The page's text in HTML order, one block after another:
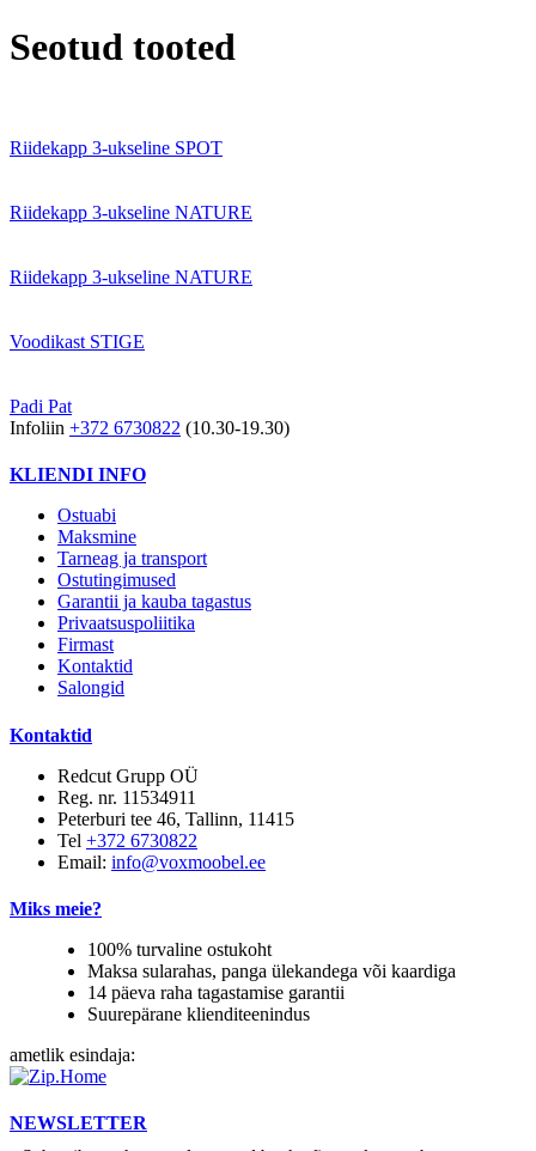
Seotud tooted
Riidekapp 3-ukseline SPOT
Riidekapp 3-ukseline NATURE
Riidekapp 3-ukseline NATURE
Voodikast STIGE
Padi Pat
Infoliin +372 6730822 (10.30-19.30)
KLIENDI INFO
Ostuabi
Maksmine
Tarneag ja transport
Ostutingimused
Garantii ja kauba tagastus
Privaatsuspoliitika
Firmast
Kontaktid
Salongid
Kontaktid
Redcut Grupp OÜ
Reg. nr. 11534911
Peterburi tee 46, Tallinn, 11415
Tel +372 6730822
Email: info@voxmoobel.ee
Miks meie?
100% turvaline ostukoht
Maksa sularahas, panga ülekandega või kaardiga
14 päeva raha tagastamise garantii
Suurepärane klienditeenindus
ametlik esindaja:
NEWSLETTER